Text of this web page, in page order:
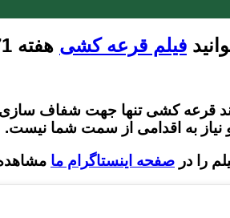
فیلم قرعه کشی هفته 171 را مشاهده بفرمایید.
قرعه کشی تنها جهت شفاف سازی
به اقدامی از سمت شما نیست.
را در صفحه اینستاگرام ما